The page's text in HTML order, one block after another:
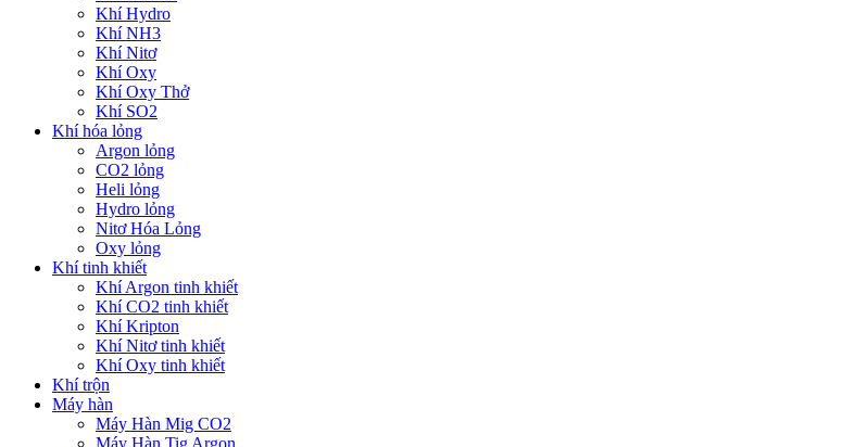
Khí Hydro
Khí NH3
Khí Nitơ
Khí Oxy
Khí Oxy Thở
Khí SO2
Khí hóa lỏng
Argon lỏng
CO2 lỏng
Heli lỏng
Hydro lỏng
Nitơ Hóa Lỏng
Oxy lỏng
Khí tinh khiết
Khí Argon tinh khiết
Khí CO2 tinh khiết
Khí Kripton
Khí Nitơ tinh khiết
Khí Oxy tinh khiết
Khí trộn
Máy hàn
Máy Hàn Mig CO2